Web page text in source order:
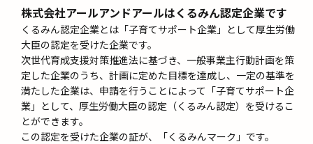
株式会社アールアンドアールはくるみん認定企業です
くるみん認定企業とは「子育てサポート企業」として厚生労働
大臣の認定を受けた企業です。
次世代育成支援対策推進法に基づき、一般事業主行動計画を策
定した企業のうち、計画に定めた目標を達成し、一定の基準を
満たした企業は、申請を行うことによって「子育てサポート企
業」として、厚生労働大臣の認定（くるみん認定）を受けるこ
とができます。
この認定を受けた企業の証が、「くるみんマーク」です。